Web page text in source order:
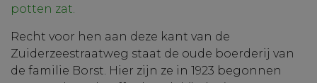
potten zat.
Recht voor hen aan deze kant van de
Zuiderzeestraatweg staat de oude boerderij van
de familie Borst. Hier zijn ze in 1923 begonnen